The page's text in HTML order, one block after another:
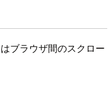
ブラウザ間のスクロー